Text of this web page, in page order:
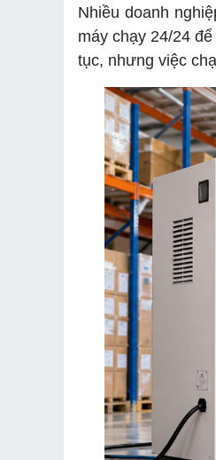
Nhiều doanh
máy chạy 24/24
tục, nhưng việc